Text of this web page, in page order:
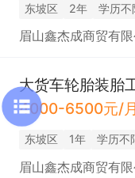
东坡区 2年 学历不
眉山鑫杰成商贸有限
大货车轮胎装胎
4000-6500元/月
东坡区 1年 学历不
眉山鑫杰成商贸有限